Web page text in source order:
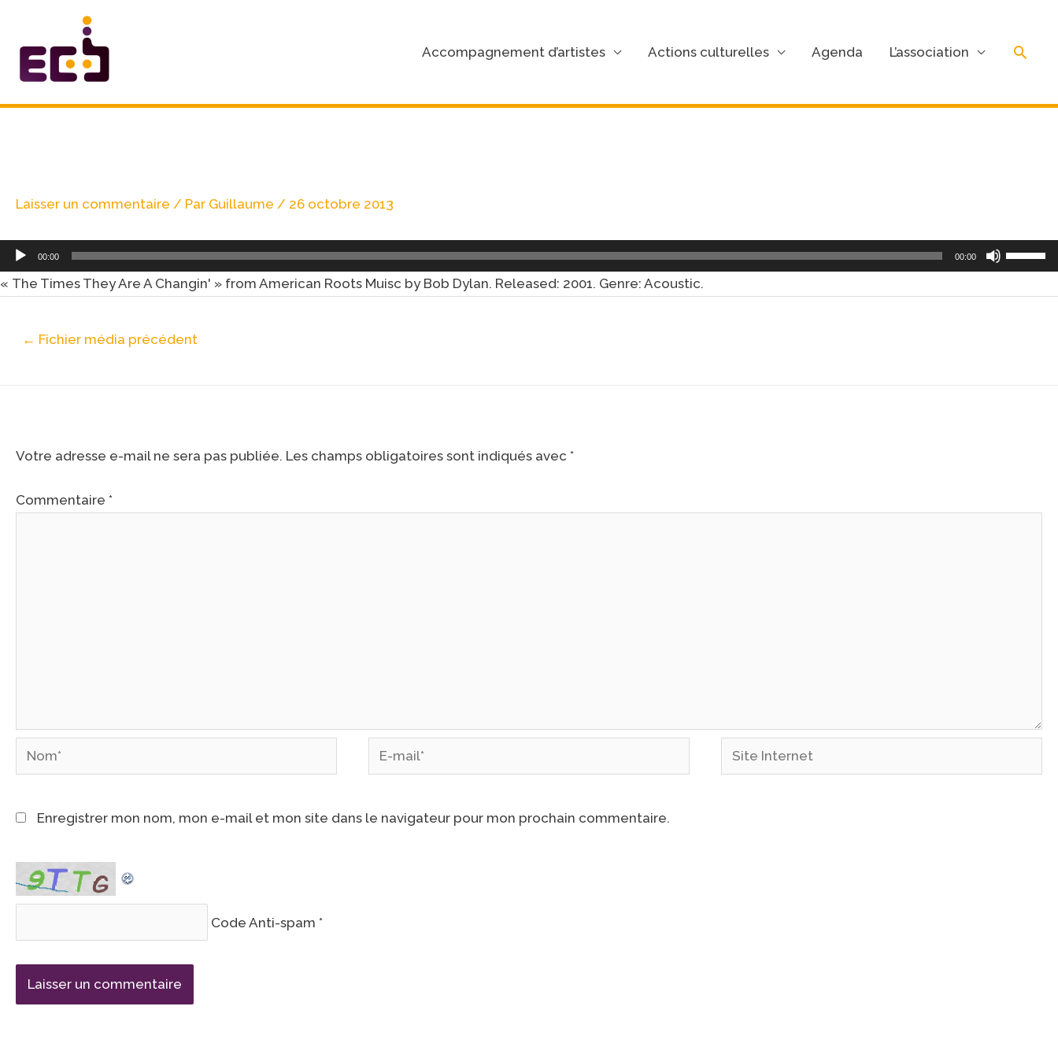
contenu
Accompagnement d’artistes Actions culturelles Agenda L’association
Laisser un commentaire / Par Guillaume / 26 octobre 2013
00:00 00:00
« The Times They Are A Changin' » from American Roots Muisc by Bob Dylan. Released: 2001. Genre: Acoustic.
← Fichier média précédent
Votre adresse e-mail ne sera pas publiée. Les champs obligatoires sont indiqués avec *
Commentaire *
Nom*
E-
mail*
Site
Internet
Enregistrer mon nom, mon e-mail et mon site dans le navigateur pour mon prochain commentaire.
Code Anti-spam *